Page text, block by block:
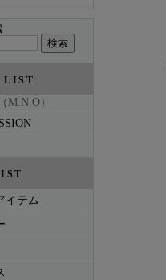
LIST
M.N.O）
イテム